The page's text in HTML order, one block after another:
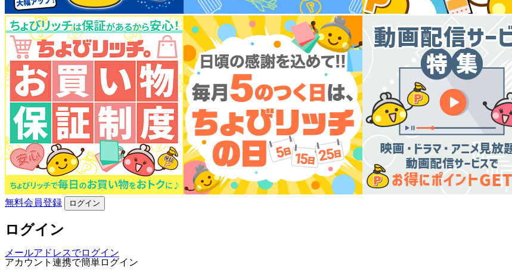
無料会員登録 ログイン
ログイン
メールアドレスでログイン
アカウント連携で簡単ログイン